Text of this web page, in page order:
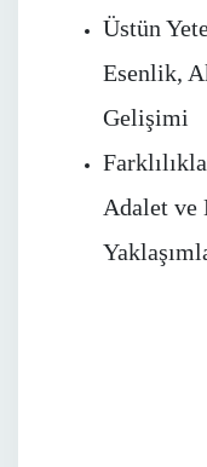
Üstün
Esenlik,
Gelişimi
Adalet ve